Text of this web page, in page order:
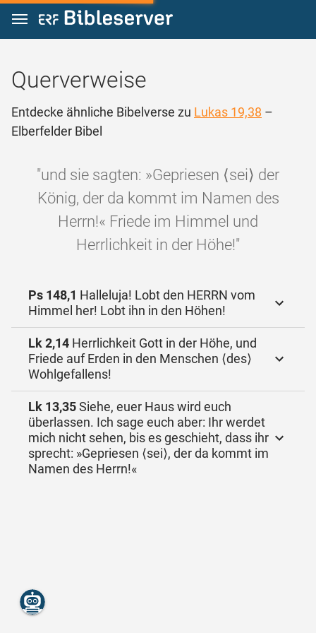
Zum Inhalt springen
Querverweise
Entdecke ähnliche Bibelverse zu Lukas 19,38 –
Elberfelder Bibel
"und sie sagten: »Gepriesen ⟨sei⟩ der
König, der da kommt im Namen des
Herrn!« Friede im Himmel und
Herrlichkeit in der Höhe!"
Ps 148,1 Halleluja! Lobt den HERRN vom
Himmel her! Lobt ihn in den Höhen!
Lk 2,14 Herrlichkeit Gott in der Höhe, und
Friede auf Erden in den Menschen ⟨des⟩
Wohlgefallens!
Lk 13,35Siehe, euer Haus wird euch
überlassen. Ich sage euch aber: Ihr werdet
mich nicht sehen, bis es geschieht, dass ihr
sprecht: »Gepriesen ⟨sei⟩, der da kommt im
Namen des Herrn!«